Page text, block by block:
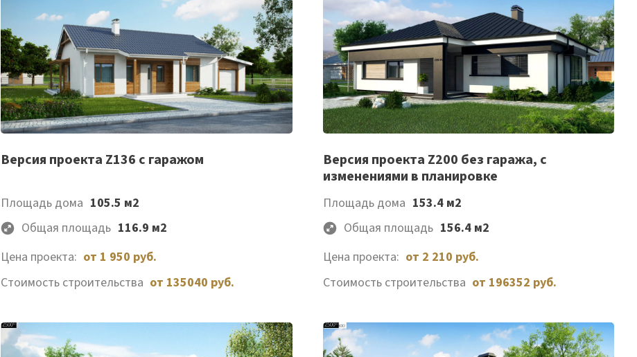
Список
Версия проекта Z136 с гаражом
Площадь дома 105.5 м2
Общая площадь 116.9 м2
Цена проекта: от 1 950 руб.
Стоимость строительства от 135040 руб.
Список
желаемого
Версия проекта Z200 без гаража, с
изменениями в планировке
Площадь дома 153.4 м2
Общая площадь 156.4 м2
Цена проекта: от 2 210 руб.
Стоимость строительства от 196352 руб.